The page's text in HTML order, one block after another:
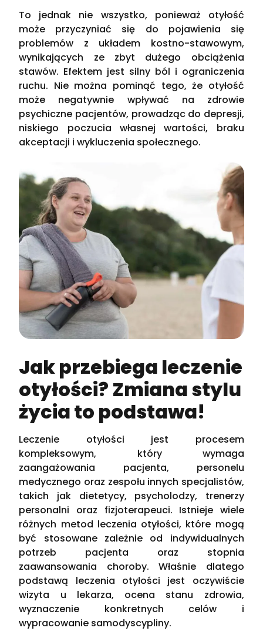
To jednak nie wszystko, ponieważ otyłość
może przyczyniać się do pojawienia się
problemów z układem kostno-stawowym,
wynikających ze zbyt dużego obciążenia
stawów. Efektem jest silny ból i ograniczenia
ruchu. Nie można pominąć tego, że otyłość
może negatywnie wpływać na zdrowie
psychiczne pacjentów, prowadząc do depresji,
niskiego poczucia własnej wartości, braku
akceptacji i wykluczenia społecznego.
Jak przebiega leczenie
otyłości? Zmiana stylu
życia to podstawa!
Leczenie otyłości jest procesem
kompleksowym, który wymaga
zaangażowania pacjenta, personelu
medycznego oraz zespołu innych specjalistów,
takich jak dietetycy, psycholodzy, trenerzy
personalni oraz fizjoterapeuci. Istnieje wiele
różnych metod leczenia otyłości, które mogą
być stosowane zależnie od indywidualnych
potrzeb pacjenta oraz stopnia
zaawansowania choroby. Właśnie dlatego
podstawą leczenia otyłości jest oczywiście
wizyta u lekarza, ocena stanu zdrowia,
wyznaczenie konkretnych celów i
wypracowanie samodyscypliny.